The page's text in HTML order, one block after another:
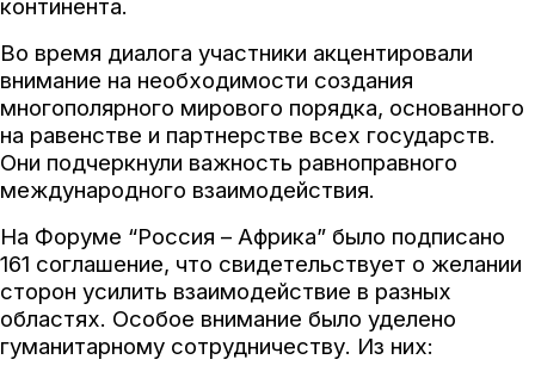
континента.
Во время диалога участники акцентировали
внимание на необходимости создания
многополярного мирового порядка, основанного
на равенстве и партнерстве всех государств.
Они подчеркнули важность равноправного
международного взаимодействия.
На Форуме “Россия – Африка” было подписано
161 соглашение, что свидетельствует о желании
сторон усилить взаимодействие в разных
областях. Особое внимание было уделено
гуманитарному сотрудничеству. Из них: